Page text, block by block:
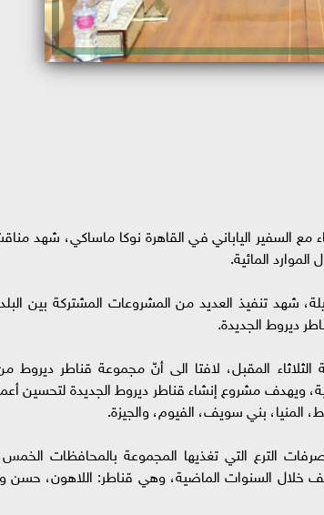
مع السفير الياباني في القاهرة نوكا ماساكي، شهد
المائية.
شهد تنفيذ العديد من المشروعات المشتركة بين
ديروط الجديدة.
المقبل، لافتا الى أنّ مجموعة قناطر ديروط
ويهدف مشروع إنشاء قناطر ديروط الجديدة لتحسين
الترع التي تغذيها المجموعة بالمحافظات
خلال السنوات الماضية، وهي قناطر: اللاهون،